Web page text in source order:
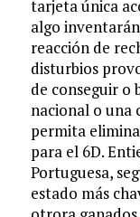
tarjeta única
algo
reacción de
disturbios
de conseguir o
nacional o una
permita
para el 6D.
Portuguesa,
estado más